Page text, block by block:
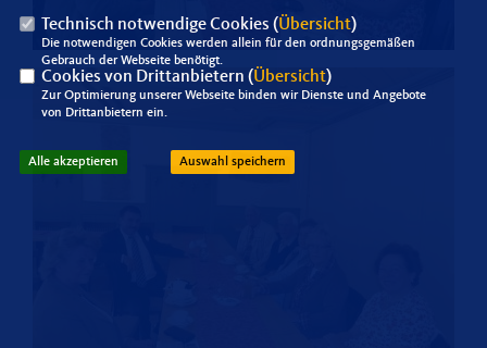
Technisch notwendige Cookies (Übersicht)
Die notwendigen Cookies werden allein für den ordnungsgemäßen
Gebrauch der Webseite benötigt.
Cookies von Drittanbietern (Übersicht)
Zur Optimierung unserer Webseite binden wir Dienste und Angebote
von Drittanbietern ein.
Alle akzeptieren Auswahl speichern